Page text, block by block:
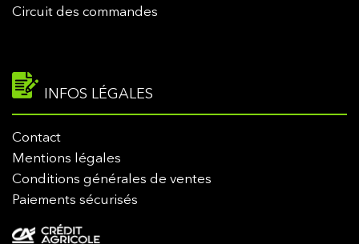
Circuit des commandes
INFOS LÉGALES
Contact
Mentions légales
Conditions générales de ventes
Paiements sécurisés